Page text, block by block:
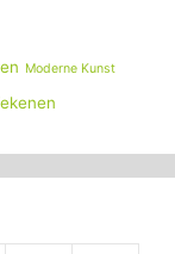
Moderne Kunst